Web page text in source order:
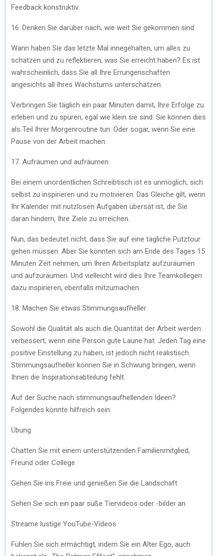
Feedback konstruktiv.
16. Denken Sie darüber nach, wie weit Sie gekommen sind
Wann haben Sie das letzte Mal innegehalten, um alles zu
schätzen und zu reflektieren, was Sie erreicht haben? Es ist
wahrscheinlich, dass Sie all Ihre Errungenschaften
angesichts all Ihres Wachstums unterschätzen.
Verbringen Sie täglich ein paar Minuten damit, Ihre Erfolge zu
erleben und zu spüren, egal wie klein sie sind. Sie können dies
als Teil Ihrer Morgenroutine tun. Oder sogar, wenn Sie eine
Pause von der Arbeit machen.
17. Aufräumen und aufräumen
Bei einem unordentlichen Schreibtisch ist es unmöglich, sich
selbst zu inspirieren und zu motivieren. Das Gleiche gilt, wenn
Ihr Kalender mit nutzlosen Aufgaben übersät ist, die Sie
daran hindern, Ihre Ziele zu erreichen.
Nun, das bedeutet nicht, dass Sie auf eine tägliche Putztour
gehen müssen. Aber Sie könnten sich am Ende des Tages 15
Minuten Zeit nehmen, um Ihren Arbeitsplatz aufzuräumen
und aufzuräumen. Und vielleicht wird dies Ihre Teamkollegen
dazu inspirieren, ebenfalls mitzumachen.
18. Machen Sie etwas Stimmungsaufheller
Sowohl die Qualität als auch die Quantität der Arbeit werden
verbessert, wenn eine Person gute Laune hat. Jeden Tag eine
positive Einstellung zu haben, ist jedoch nicht realistisch.
Stimmungsaufheller können Sie in Schwung bringen, wenn
Ihnen die Inspirationsabteilung fehlt.
Auf der Suche nach stimmungsaufhellenden Ideen?
Folgendes könnte hilfreich sein:
Übung
Chatten Sie mit einem unterstützenden Familienmitglied,
Freund oder College
Gehen Sie ins Freie und genießen Sie die Landschaft
Sehen Sie sich ein paar süße Tiervideos oder -bilder an
Streame lustige YouTube-Videos
Fühlen Sie sich ermächtigt, indem Sie ein Alter Ego, auch